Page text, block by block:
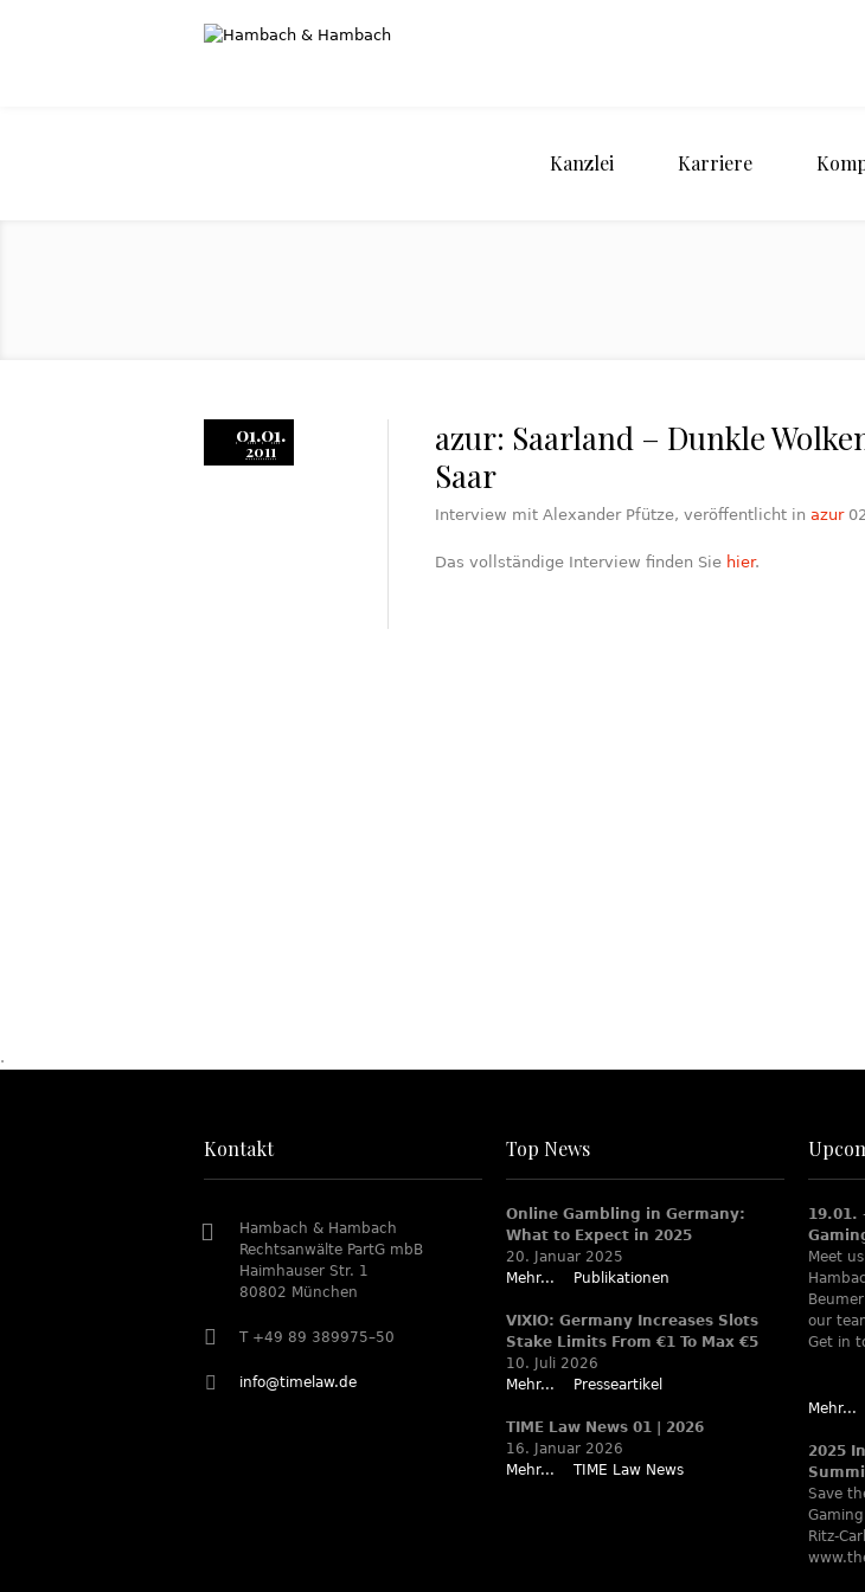
Kanzlei Karriere
01.01.
2011
azur: Saarland – Dunkle
Saar
Interview mit Alexander Pfütze, veröffentlicht in azur
Das vollständige Interview finden Sie hier.
.
Kontakt
Hambach & Hambach
Rechtsanwälte PartG mbB
Haimhauser Str. 1
80802 München
T +49 89 389975–50
info@timelaw.de
Top News
Online Gambling in Germany:
What to Expect in 2025
20. Januar 2025
Mehr...
Publikationen
VIXIO: Germany Increases Slots
Stake Limits From €1 To Max €5
10. Juli 2026
Mehr...
Presseartikel
TIME Law News 01 | 2026
16. Januar 2026
Mehr...
TIME Law News
19.01.
Meet
our
Get in
Mehr...
2025
Save
Ritz-